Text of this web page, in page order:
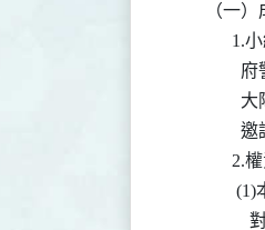
（